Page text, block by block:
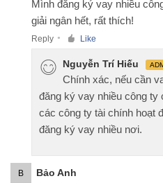
Mình đăng ký vay nhiều
giải ngân hết, rất thích!
Reply ● Like
Nguyễn Trí Hiếu
Chính xác, nếu cần
đăng ký vay nhiều công ty
các công ty tài chính hoạt
đăng ký vay nhiều nơi.
B Bảo Anh